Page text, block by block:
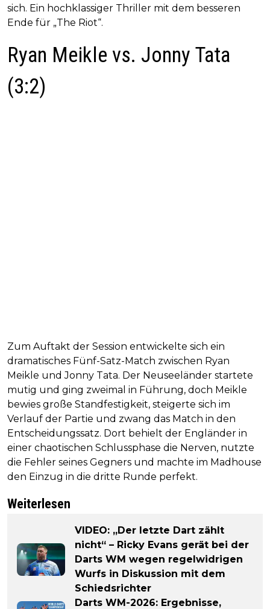
sich. Ein hochklassiger Thriller mit dem besseren
Ende für „The Riot“.
Ryan Meikle vs. Jonny Tata
(3:2)
Zum Auftakt der Session entwickelte sich ein
dramatisches Fünf-Satz-Match zwischen Ryan
Meikle und Jonny Tata. Der Neuseeländer startete
mutig und ging zweimal in Führung, doch Meikle
bewies große Standfestigkeit, steigerte sich im
Verlauf der Partie und zwang das Match in den
Entscheidungssatz. Dort behielt der Engländer in
einer chaotischen Schlussphase die Nerven, nutzte
die Fehler seines Gegners und machte im Madhouse
den Einzug in die dritte Runde perfekt.
Weiterlesen
VIDEO: „Der letzte Dart zählt
nicht“ – Ricky Evans gerät bei der
Darts WM wegen regelwidrigen
Wurfs in Diskussion mit dem
Schiedsrichter
Darts WM-2026: Ergebnisse,